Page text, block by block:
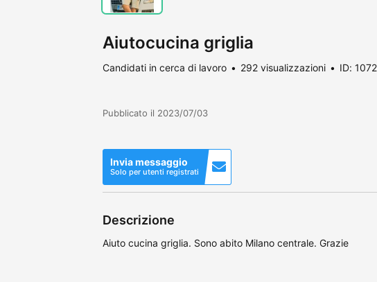
Aiutocucina griglia
Candidati in cerca di lavoro 292 visualizzazioni ID:
Pubblicato il 2023/07/03
Invia messaggio
Solo per utenti registrati
Descrizione
Aiuto cucina griglia. Sono abito Milano centrale. Grazie